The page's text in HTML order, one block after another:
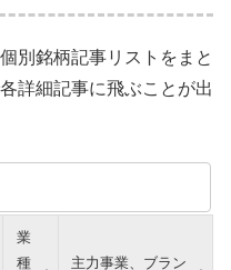
別銘柄記事リストをまと
詳細記事に飛ぶことが出
業
種
主力事業、ブラン